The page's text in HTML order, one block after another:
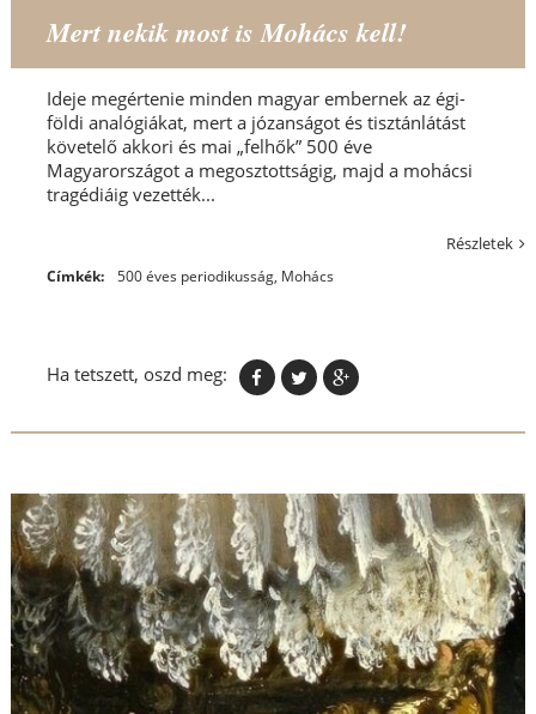
Mert nekik most is Mohács kell!
Ideje megértenie minden magyar embernek az égi-
földi analógiákat, mert a józanságot és tisztánlátást
követelő akkori és mai „felhők” 500 éve
Magyarországot a megosztottságig, majd a mohácsi
tragédiáig vezették...
Részletek
Címkék: 500 éves periodikusság, Mohács
Ha tetszett, oszd meg: